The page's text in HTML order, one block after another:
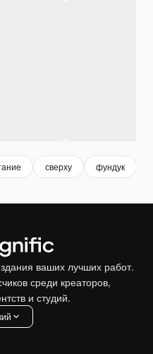
сверху фундук
ваших лучших работ.
среди креаторов,
и студий.